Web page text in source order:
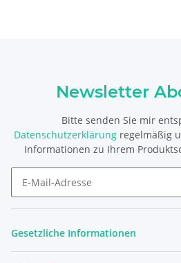
Newsletter
Bitte senden Sie mir
Datenschutzerklärung regelmäßig
Informationen zu Ihrem
Gesetzliche Informationen